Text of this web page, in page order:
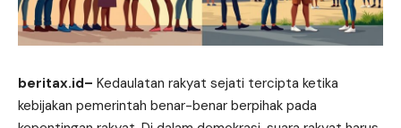
beritax.id– Kedaulatan rakyat sejati tercipta ketika
kebijakan pemerintah benar-benar berpihak pada